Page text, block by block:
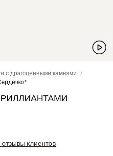
с драгоценными камнями
клиентов